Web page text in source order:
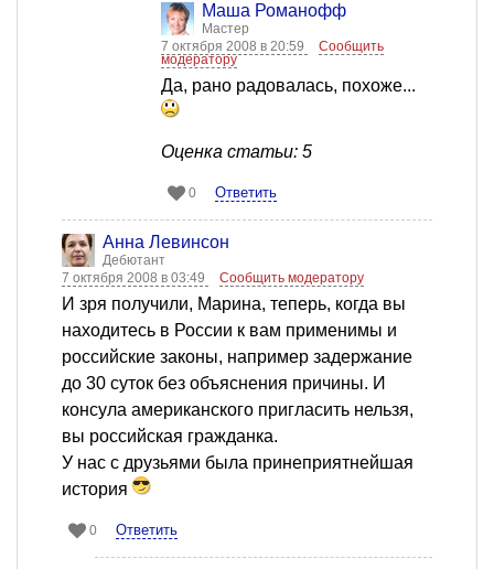
Mаша Романофф
Мастер
7 октября 2008 в 20:59
Сообщить
модератору
Да, рано радовалась, похоже...
Оценка статьи: 5
0 Ответить
Анна Левинсон
Дебютант
7 октября 2008 в 03:49
Сообщить модератору
И зря получили, Марина, теперь, когда вы
находитесь в России к вам применимы и
российские законы, например задержание
до 30 суток без объяснения причины. И
консула американского пригласить нельзя,
вы российская гражданка.
У нас с друзьями была принеприятнейшая
история
0 Ответить